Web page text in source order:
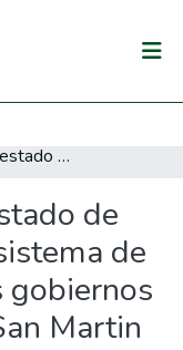
Caracterización del estado de implementación del sistema de control interno en los gobiernos locales de la región San Martin
de
de
Martin